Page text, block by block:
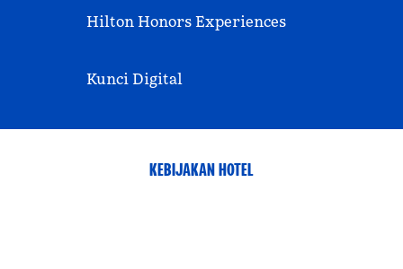
Hilton Honors Experiences
Kunci Digital
KEBIJAKAN HOTEL